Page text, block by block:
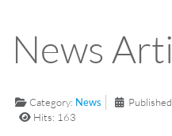
News
Category: News
Hits: 163